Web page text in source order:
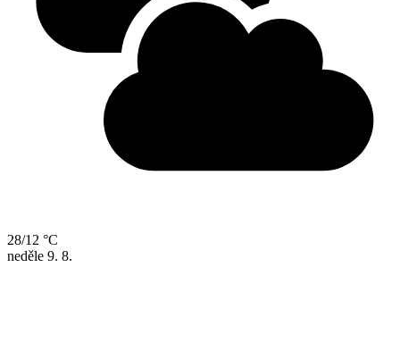
28/12 °C
neděle 9. 8.